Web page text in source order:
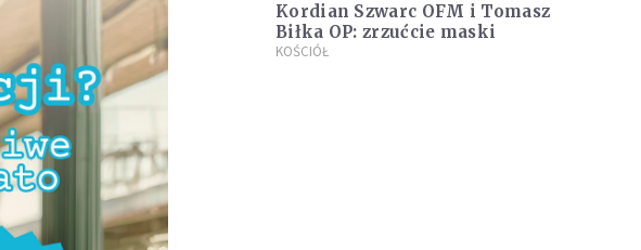
Kordian Szwarc OFM i Tomasz
Biłka OP: zrzućcie maski
KOŚCIÓŁ